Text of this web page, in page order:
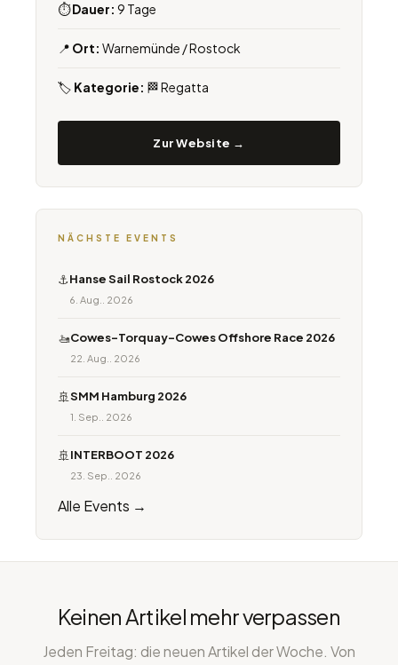
⏱Dauer: 9 Tage
📍 Ort: Warnemünde / Rostock
🏷️ Kategorie: 🏁 Regatta
Zur Website →
NÄCHSTE EVENTS
⚓Hanse Sail Rostock 2026
6. Aug.. 2026
🚤Cowes-Torquay-Cowes Offshore Race 2026
22. Aug.. 2026
🚢SMM Hamburg 2026
1. Sep.. 2026
🚢 INTERBOOT 2026
23. Sep.. 2026
Alle Events →
Keinen Artikel mehr verpassen
Jeden Freitag: die neuen Artikel der Woche. Von